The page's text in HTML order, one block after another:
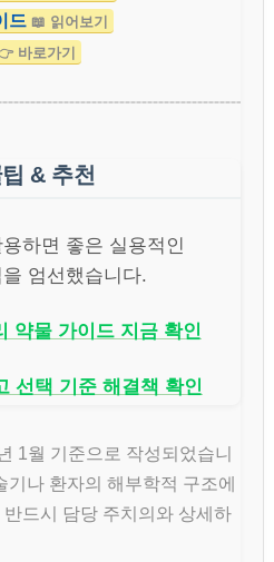
드 📖 읽어보기
바로가기
& 추천
하면 좋은 실용적인
엄선했습니다.
약물 가이드 지금 확인
선택 기준 해결책 확인
1월 기준으로 작성되었습니
나 환자의 해부학적 구조에
드시 담당 주치의와 상세하